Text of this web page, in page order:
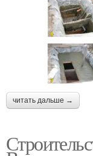
читать дальше →